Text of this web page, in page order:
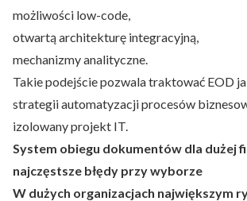
możliwości low-code,
otwartą architekturę integracyjną,
mechanizmy analityczne.
Takie podejście pozwala traktować EOD
strategii automatyzacji procesów
izolowany projekt IT.
System obiegu dokumentów dla dużej
najczęstsze błędy przy wyborze
W dużych organizacjach największym